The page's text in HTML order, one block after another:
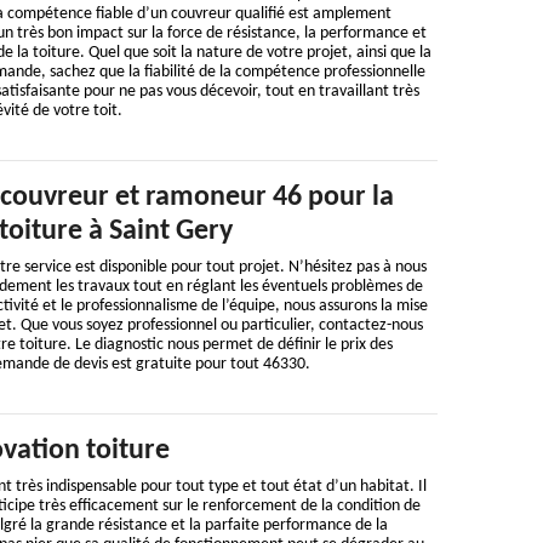
compétence fiable d’un couvreur qualifié est amplement
très bon impact sur la force de résistance, la performance et
la toiture. Quel que soit la nature de votre projet, ainsi que la
sachez que la fiabilité de la compétence professionnelle
pour ne pas vous décevoir, tout en travaillant très
de votre toit.
et ramoneur 46 pour la
à Saint Gery
service est disponible pour tout projet. N’hésitez pas à nous
les travaux tout en réglant les éventuels problèmes de
et le professionnalisme de l’équipe, nous assurons la mise
Que vous soyez professionnel ou particulier, contactez-nous
toiture. Le diagnostic nous permet de définir le prix des
de devis est gratuite pour tout 46330.
toiture
très indispensable pour tout type et tout état d’un habitat. Il
très efficacement sur le renforcement de la condition de
la grande résistance et la parfaite performance de la